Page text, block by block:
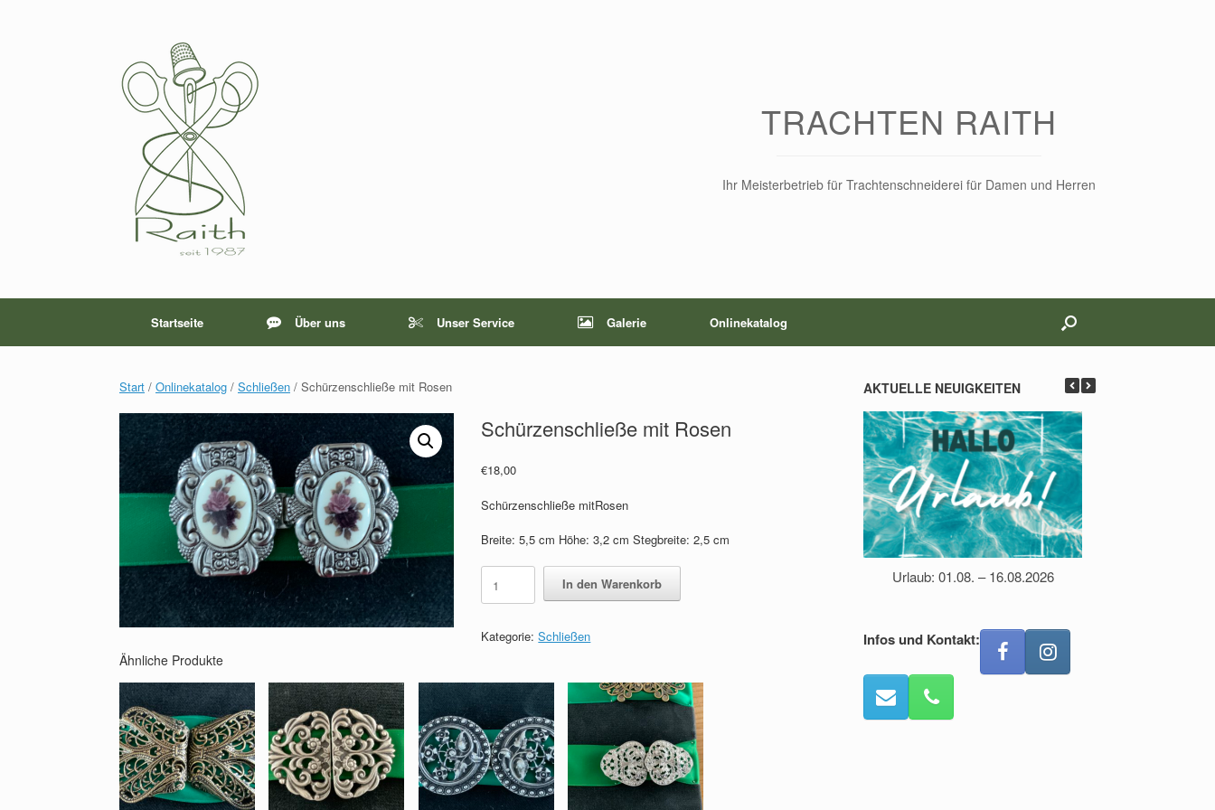
TRACHTEN RAITH
Ihr Meisterbetrieb für Trachtenschneiderei für Damen und Herren
Startseite Über uns Unser Service Galerie Onlinekatalog
Start / Onlinekatalog / Schließen / Schürzenschließe mit Rosen
Schürzenschließe mit Rosen
€18,00
Schürzenschließe mitRosen
Breite: 5,5 cm Höhe: 3,2 cm Stegbreite: 2,5 cm
Schürzenschließe
mit
Rosen
In den Warenkorb
Kategorie:Schließen
Ähnliche Produkte
AKTUELLE NEUIGKEITEN
Urlaub: 01.08. – 16.08.2026
Infos und Kontakt: